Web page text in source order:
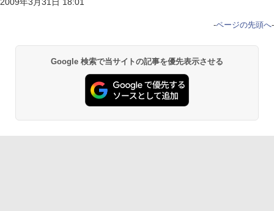
-ページの先頭へ-
Google 検索で当サイトの記事を優先表示させる